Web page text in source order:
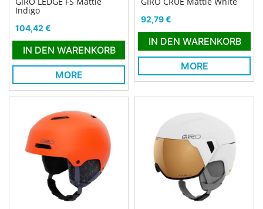
Indigo
Preis
104,42 €
IN DEN WARENKORB
MORE
Preis
92,79 €
IN DEN WARENKORB
MORE